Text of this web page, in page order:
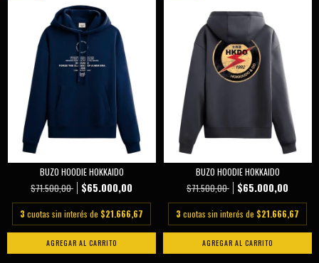
BUZO HOODIE HOKKAIDO
$71.500,00
$65.000,00
3 cuotas sin interés de $21.666,67
AGREGAR AL CARRITO
BUZO HOODIE HOKKAIDO
$71.500,00
$65.000,00
3 cuotas sin interés de $21.666,67
AGREGAR AL CARRITO